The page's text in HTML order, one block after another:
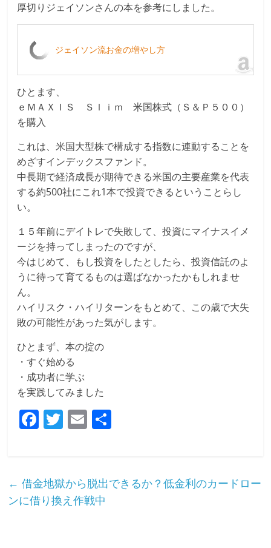
厚切りジェイソンさんの本を参考にしました。
ジェイソン流お金の増やし方
ひとます、
ｅＭＡＸＩＳ Ｓｌｉｍ 米国株式（Ｓ＆Ｐ５００）
を購入
これは、米国大型株で構成する指数に連動することを
めざすインデックスファンド。
中長期で経済成長が期待できる米国の主要産業を代表
する約500社にこれ1本で投資できるということらし
い。
１５年前にデイトレで失敗して、投資にマイナスイメ
ージを持ってしまったのですが、
今はじめて、もし投資をしたとしたら、投資信託のよ
うに待って育てるものは選ばなかったかもしれませ
ん。
ハイリスク・ハイリターンをもとめて、この歳で大失
敗の可能性があった気がします。
ひとまず、本の掟の
・すぐ始める
・成功者に学ぶ
を実践してみました
F
e
b
T
er
E
l
← 借金地獄から脱出できるか？低金利のカードロー
ンに借り換え作戦中